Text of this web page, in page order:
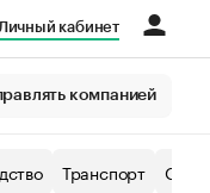
Личный кабинет
компанией
Транспорт